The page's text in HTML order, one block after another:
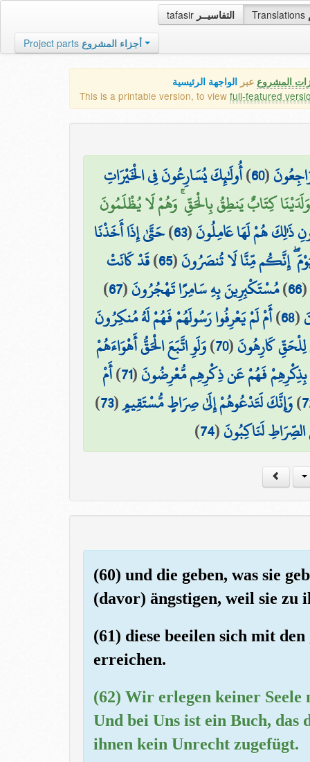
tafasir التفاسيــر Translations
Project parts أجزاء المشروع
المشروع عبر الواجهة الرئيسية
This is a printable version, to view full-featured
(
60
)أُولَٰئِكَ يُسَارِعُونَ فِي الْخَيْرَاتِ
كِتَابٌ يَنطِقُ بِالْحَقِّ ۚ وَهُمْ لَا يُظْلَمُونَ
ذَٰلِكَ هُمْ لَهَا عَامِلُونَ(
63
)حَتَّىٰ إِذَا أَخَذْنَا
إِنَّكُم مِّنَّا لَا تُنصَرُونَ(
65
)قَدْ كَانَتْ
(
66
)مُسْتَكْبِرِينَ بِهِ سَامِرًا تَهْجُرُونَ(
67
)
(
68
)أَمْ لَمْ يَعْرِفُوا رَسُولَهُمْ فَهُمْ لَهُ مُنكِرُونَ
كَارِهُونَ(
70
)وَلَوِ اتَّبَعَ الْحَقُّ أَهْوَاءَهُمْ
فَهُمْ عَن ذِكْرِهِم مُّعْرِضُونَ(
71
)أَمْ
)وَإِنَّكَ لَتَدْعُوهُمْ إِلَىٰ صِرَاطٍ مُّسْتَقِيمٍ(
73
)
لَنَاكِبُونَ(
74
)
(60) und die geben, was sie
(davor) ängstigen, weil sie
(61) diese beeilen sich mit
erreichen.
(62) Wir erlegen keiner Seele
Und bei Uns ist ein Buch,
ihnen kein Unrecht zugefügt.